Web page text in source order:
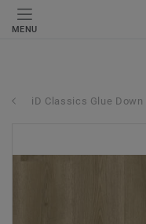
MENU
iD Classics Glue Down